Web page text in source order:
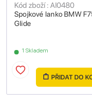
Spojkové lanko BMW
Glide
Kód zboží : AI0480
1 Skladem
PŘIDAT DO